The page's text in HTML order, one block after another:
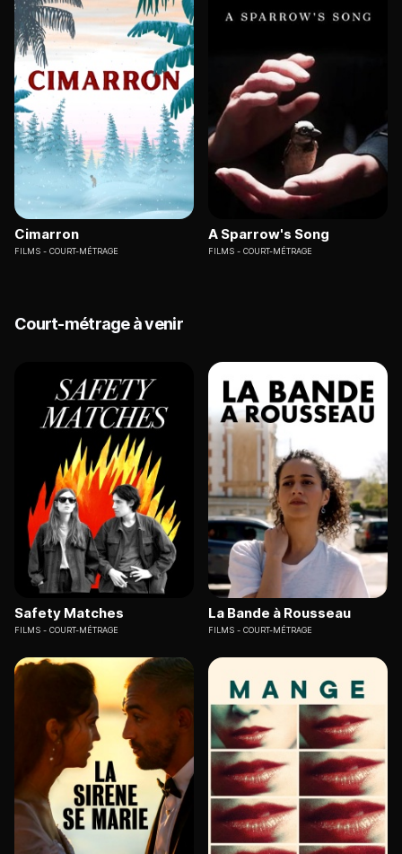
Cimarron
FILMS COURT-MÉTRAGE
A Sparrow's Song
FILMS COURT-MÉTRAGE
Court-métrage à venir
Safety Matches
FILMS COURT-MÉTRAGE
La Bande à Rousseau
FILMS COURT-MÉTRAGE